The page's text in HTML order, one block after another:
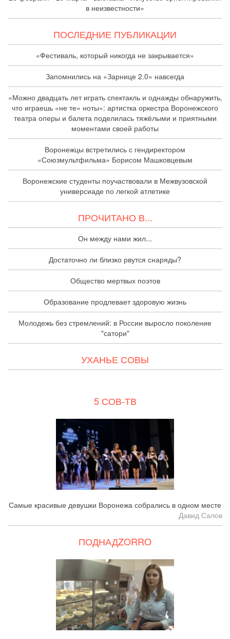
в неизвестности»
ПОСЛЕДНИЕ ПУБЛИКАЦИИ
«Фестиваль, который никогда не закрывается»
Запомнились на «Зарнице 2.0» навсегда
«Можно двадцать лет играть спектакль и однажды обнаружить,
что играешь «не те» ноты»: артистка оркестра Воронежского
театра оперы и балета поделилась тяжёлыми и приятными
моментами своей работы
Воронежцы встретились с гендиректором
«Союзмультфильма» Борисом Машковцевым
Воронежские студенты поучаствовали в Межвузовской
универсиаде по легкой атлетике
ПРОЧИТАНО В...
Он между нами жил...
Достаточно ли близко рвутся снаряды?
Общество мертвых поэтов
Образование продлевает здоровую жизнь
Молодежь без стремлений: в России выросло поколение
"сатори"
УХАНЬЕ СОВЫ
5 СОВ-ТВ
Самые красивые девушки Воронежа собрались в одном месте
Давид Салов
ПОДНАДZORRO